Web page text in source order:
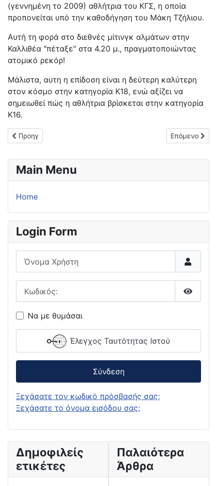
(γεννημένη το 2009) αθλήτρια του ΚΓΣ, η οποία
προπονείται υπό την καθοδήγηση του Μάκη Τζήλιου.
Αυτή τη φορά στο διεθνές μίτινγκ αλμάτων στην
Καλλιθέα "πέταξε" στα 4.20 μ., πραγματοποιώντας
ατομικό ρεκόρ!
Μάλιστα, αυτη η επίδοση είναι η δεύτερη καλύτερη
στον κόσμο στην κατηγορία Κ18, ενώ αξίζει να
σημειωθεί πώς η αθλήτρια βρίσκεται στην κατηγορία
Κ16.
Προηγούμενο άρθρο: Επιτυχίες για τους αθλητές της ΓΕ
Προηγ Επόμενο
Επόμενο
Main Menu
Home
Login Form
Να με θυμάσαι
Έλεγχος Ταυτότητας Ιστού
Σύνδεση
Ξεχάσατε τον κωδικό πρόσβασής σας;
Ξεχάσατε το όνομα εισόδου σας;
Δημοφιλείς
ετικέτες
Παλαιότερα
Άρθρα